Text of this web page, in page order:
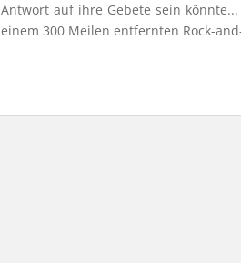
Antwort auf ihre Gebete sein
einem 300 Meilen entfernten Rock-